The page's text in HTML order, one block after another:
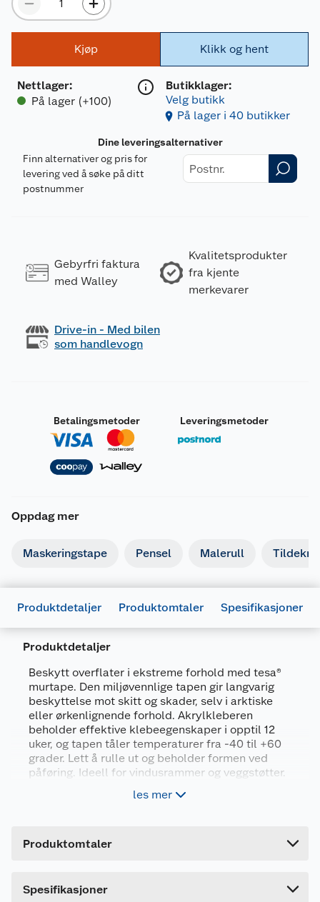
Kjøp
Nettlager:
På lager (+100)
Klikk og hent
Butikklager:
Velg butikk
På lager i 40 butikker
Dine leveringsalternativer
Finn alternativer og pris for
levering ved å søke på ditt
postnummer
Gebyrfri faktura
med Walley
Kvalitetsprodukter
fra kjente
merkevarer
Drive-in - Med bilen
som handlevogn
Betalingsmetoder Leveringsmetoder
Oppdag mer
Maskeringstape Pensel Malerull
Produktdetaljer Produktomtaler Spesifikasjoner
Produktdetaljer
Beskytt overflater i ekstreme forhold med tesa®
murtape. Den miljøvennlige tapen gir langvarig
beskyttelse mot skitt og skader, selv i arktiske
eller ørkenlignende forhold. Akrylkleberen
beholder effektive klebeegenskaper i opptil 12
uker, og tapen tåler temperaturer fra -40 til +60
grader. Lett å rulle ut og beholder formen ved
påføring. Ideell for vindusrammer og veggstøtter.
Langvarig beskyttelse
Ideell for vindusrammer og veggstøtter
les mer
Produktomtaler
Dette produktet har ikke fått noen omtale ennå.
Spesifikasjoner
Generelt
Artikkelnummer
4063565018176
Leverandørens artikkelnummer
5588033